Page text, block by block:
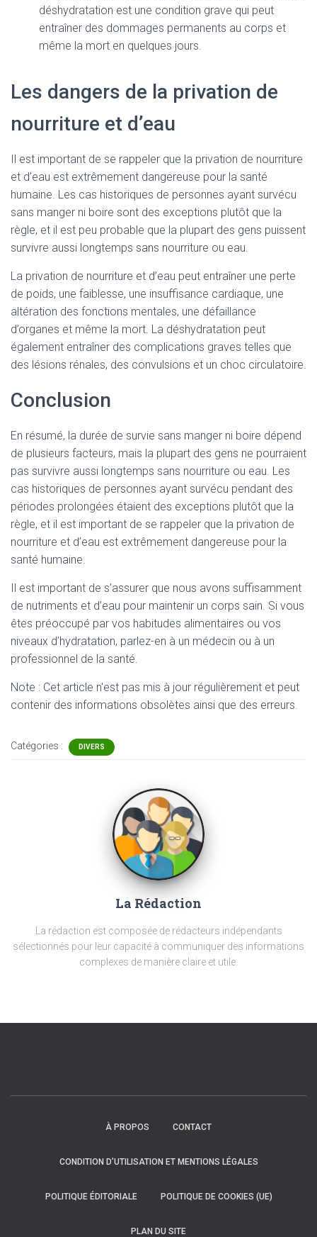
déshydratation est une condition grave qui peut
entraîner des dommages permanents au corps et
même la mort en quelques jours.
Les dangers de la privation de
nourriture et d’eau
Il est important de se rappeler que la privation de nourriture
et d’eau est extrêmement dangereuse pour la santé
humaine. Les cas historiques de personnes ayant survécu
sans manger ni boire sont des exceptions plutôt que la
règle, et il est peu probable que la plupart des gens puissent
survivre aussi longtemps sans nourriture ou eau.
La privation de nourriture et d’eau peut entraîner une perte
de poids, une faiblesse, une insuffisance cardiaque, une
altération des fonctions mentales, une défaillance
d’organes et même la mort. La déshydratation peut
également entraîner des complications graves telles que
des lésions rénales, des convulsions et un choc circulatoire.
Conclusion
En résumé, la durée de survie sans manger ni boire dépend
de plusieurs facteurs, mais la plupart des gens ne pourraient
pas survivre aussi longtemps sans nourriture ou eau. Les
cas historiques de personnes ayant survécu pendant des
périodes prolongées étaient des exceptions plutôt que la
règle, et il est important de se rappeler que la privation de
nourriture et d’eau est extrêmement dangereuse pour la
santé humaine.
Il est important de s’assurer que nous avons suffisamment
de nutriments et d’eau pour maintenir un corps sain. Si vous
êtes préoccupé par vos habitudes alimentaires ou vos
niveaux d’hydratation, parlez-en à un médecin ou à un
professionnel de la santé.
Note : Cet article n'est pas mis à jour régulièrement et peut
contenir des informations obsolètes ainsi que des erreurs.
Catégories : DIVERS
La Rédaction
La rédaction est composée de rédacteurs indépendants
sélectionnés pour leur capacité à communiquer des informations
complexes de manière claire et utile.
À PROPOS CONTACT
CONDITION D’UTILISATION ET MENTIONS LÉGALES
POLITIQUE ÉDITORIALE POLITIQUE DE COOKIES (UE)
PLAN DU SITE